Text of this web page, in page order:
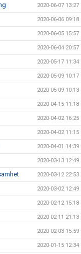
2020-06-07 13:27
2020-06-06 09:18
2020-06-05 15:57
2020-06-04 20:57
2020-05-17 11:34
2020-05-09 10:17
2020-05-09 10:13
2020-04-15 11:18
2020-04-02 16:25
2020-04-02 11:15
2020-04-01 14:39
2020-03-13 12:49
2020-03-12 22:53
2020-03-02 12:49
2020-02-12 15:18
2020-02-11 21:13
2020-02-03 15:59
2020-01-15 12:34